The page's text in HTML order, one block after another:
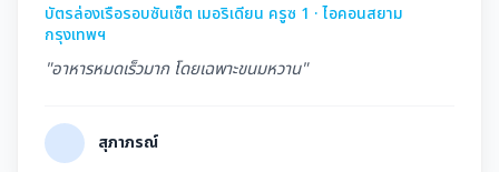
บัตรล่องเรือรอบซันเซ็ต เมอริเดียน ครูซ 1 · ไอคอนสยาม
กรุงเทพฯ
"อาหารหมดเร็วมาก โดยเฉพาะขนมหวาน"
สุภาภรณ์